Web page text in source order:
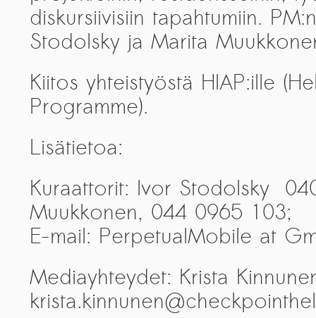
diskursiivisiin tapahtumiin.
Stodolsky ja Marita
Kiitos yhteistyöstä HIAP:ille
Programme).
Lisätietoa:
Kuraattorit: Ivor Stodolsky
Muukkonen, 044 0965 103;
E-mail: PerpetualMobile at
Mediayhteydet: Krista